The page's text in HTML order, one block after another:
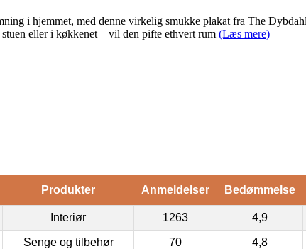
i hjemmet, med denne virkelig smukke plakat fra The
eller i køkkenet – vil den pifte ethvert rum (Læs mere)
Produkter Anmeldelser Bedømmelse
Interiør 1263 4,9
Senge og tilbehør 70 4,8